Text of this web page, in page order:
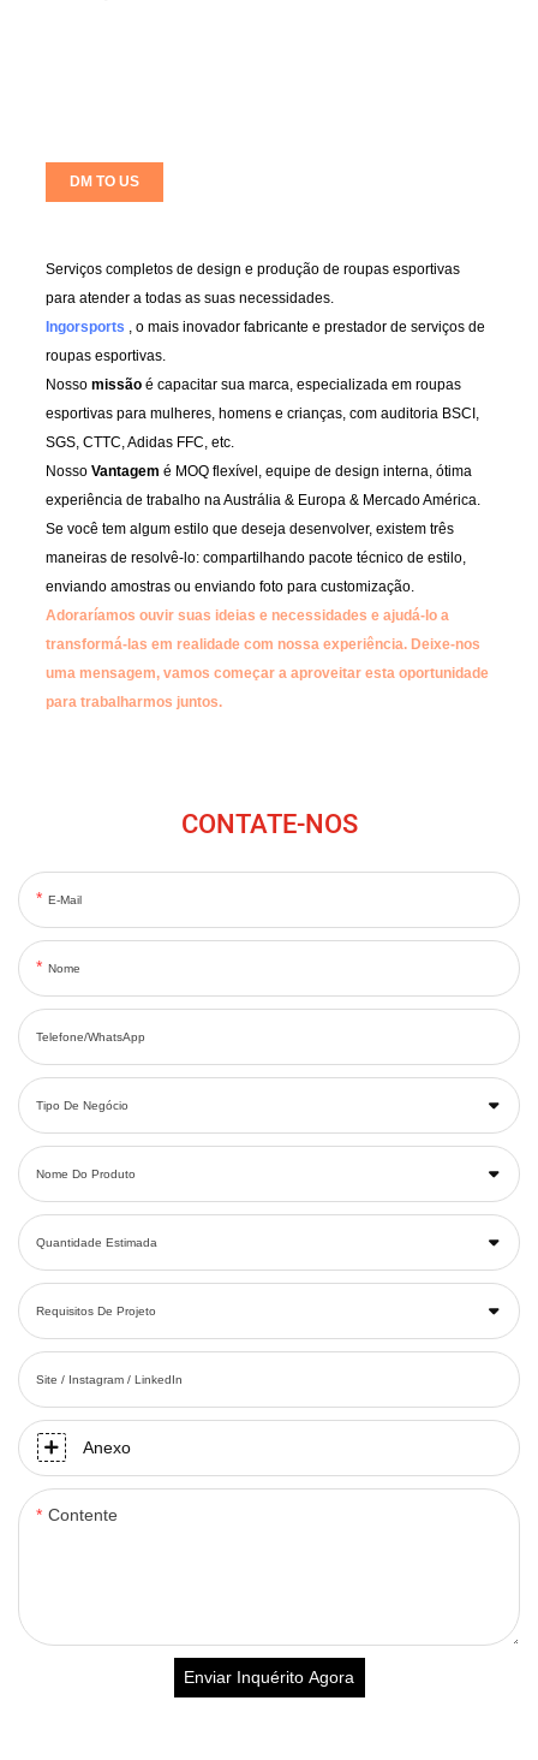
DM TO US
Serviços completos de design e produção de roupas esportivas
para atender a todas as suas necessidades.
Ingorsports , o mais inovador fabricante e prestador de serviços de
roupas esportivas.
Nossomissãoé capacitar sua marca, especializada em roupas
esportivas para mulheres, homens e crianças, com auditoria BSCI,
SGS, CTTC, Adidas FFC, etc.
NossoVantagemé MOQ flexível, equipe de design interna, ótima
experiência de trabalho na Austrália & Europa & Mercado América.
Se você tem algum estilo que deseja desenvolver, existem três
maneiras de resolvê-lo: compartilhando pacote técnico de estilo,
enviando amostras ou enviando foto para customização.
Adoraríamos ouvir suas ideias e necessidades e ajudá-lo a
transformá-las em realidade com nossa experiência. Deixe-nos
uma mensagem, vamos começar a aproveitar esta oportunidade
para trabalharmos juntos.
CONTATE-NOS
E-Mail
Nome
Telefone/WhatsApp
Tipo De Negócio
Nome Do Produto
Quantidade Estimada
Requisitos De Projeto
Site / Instagram / LinkedIn
Anexo
Contente
Enviar Inquérito Agora